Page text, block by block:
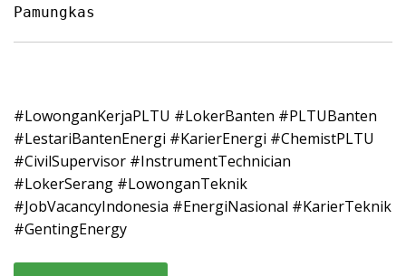
Pamungkas
#LowonganKerjaPLTU #LokerBanten #PLTUBanten
#LestariBantenEnergi #KarierEnergi #ChemistPLTU
#CivilSupervisor #InstrumentTechnician
#LokerSerang #LowonganTeknik
#JobVacancyIndonesia #EnergiNasional #KarierTeknik
#GentingEnergy